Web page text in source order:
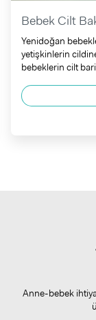
Bebek Cilt
Yenidoğan
yetişkinlerin
bebeklerin cilt
Anne-bebek